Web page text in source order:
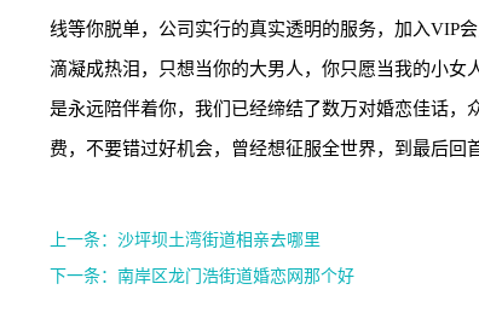
线等你脱单，公司实行的真实透明的服务，加入VIP
滴凝成热泪，只想当你的大男人，你只愿当我的小
是永远陪伴着你，我们已经缔结了数万对婚恋佳话
费，不要错过好机会，曾经想征服全世界，到最后回
上一条：沙坪坝土湾街道相亲去哪里
下一条：南岸区龙门浩街道婚恋网那个好